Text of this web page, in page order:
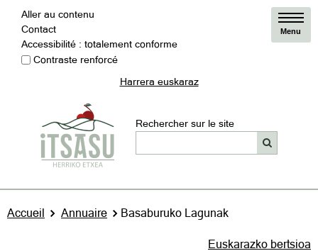
Aller au contenu
Contact
Accessibilité : totalement conforme
Contraste renforcé
Harrera euskaraz
Rechercher sur le site
Menu
Accueil Annuaire Basaburuko Lagunak
Euskarazko bertsioa